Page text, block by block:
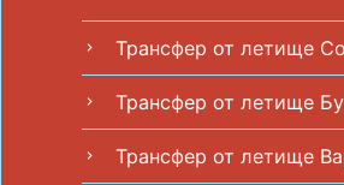
chevron_right Трансфер от летище
chevron_right Трансфер от летище
chevron_right Трансфер от летище